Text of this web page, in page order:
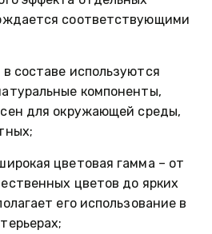
соответствующими
в составе используются
компоненты,
для окружающей среды,
цветовая гамма – от
цветов до ярких
его использование в